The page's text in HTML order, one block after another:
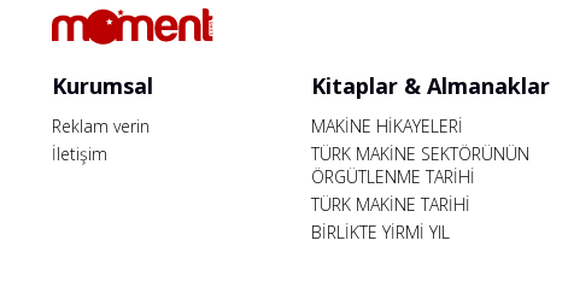
Kurumsal
Reklam verin
İletişim
Kitaplar & Almanaklar
MAKİNE HİKAYELERİ
TÜRK MAKİNE SEKTÖRÜNÜN
ÖRGÜTLENME TARİHİ
TÜRK MAKİNE TARİHİ
BİRLİKTE YİRMİ YIL